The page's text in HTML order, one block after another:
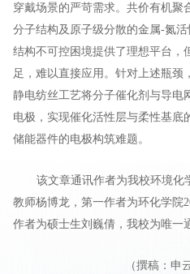
穿戴场景的严苛需求。共价有机聚
分子结构及原子级分散的金属-氮
结构不可控困境提供了理想平台，
足，难以直接应用。针对上述瓶颈
静电纺丝工艺将分子催化剂与导电
电极，实现催化活性层与柔性基底
储能器件的电极构筑难题。
该文章通讯作者为我校环境化
教师杨博龙，第一作者为环化学院
作者为硕士生刘巍倩，我校为唯一
（撰稿：申